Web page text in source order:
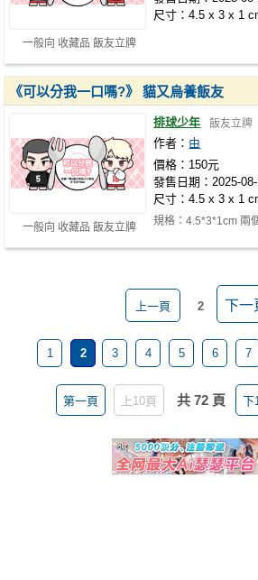
一般向 收藏品 飯友立牌
尺寸：4.5 x 3 x 1
一般向 收藏品 飯友立牌
《可以分我一口嗎?》 貓又烏養飯友
排球少年 飯友立牌
作者： 由
價格：150元
發售日期：2025-
尺寸：4.5 x 3 x 1
規格：4.5*3*1cm 兩
上一頁 2 下一
1 2 3 4 5 6 7
第一頁 上10頁 共 72 頁 下